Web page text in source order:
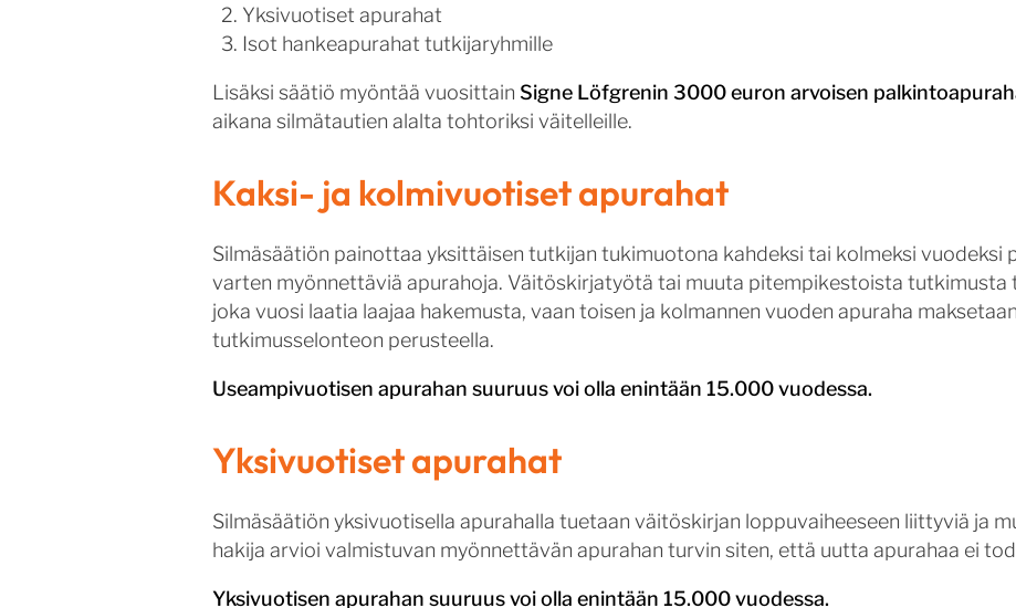
Yksivuotiset apurahat
Isot hankeapurahat tutkijaryhmille
Lisäksi säätiö myöntää vuosittain Signe Löfgrenin 3000 euron arvoisen
aikana silmätautien alalta tohtoriksi väitelleille.
Kaksi- ja kolmivuotiset apurahat
Silmäsäätiön painottaa yksittäisen tutkijan tukimuotona kahdeksi tai kolmeksi
varten myönnettäviä apurahoja. Väitöskirjatyötä tai muuta pitempikestoista tutkimusta
joka vuosi laatia laajaa hakemusta, vaan toisen ja kolmannen vuoden apuraha
tutkimusselonteon perusteella.
Useampivuotisen apurahan suuruus voi olla enintään 15.000 vuodessa.
Yksivuotiset apurahat
Silmäsäätiön yksivuotisella apurahalla tuetaan väitöskirjan loppuvaiheeseen liittyviä ja
hakija arvioi valmistuvan myönnettävän apurahan turvin siten, että uutta apurahaa ei
Yksivuotisen apurahan suuruus voi olla enintään 15.000 vuodessa.